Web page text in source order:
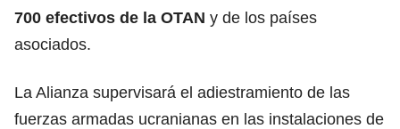
700 efectivos de la OTAN y de los países
asociados.
La Alianza supervisará el adiestramiento de las
fuerzas armadas ucranianas en las instalaciones de